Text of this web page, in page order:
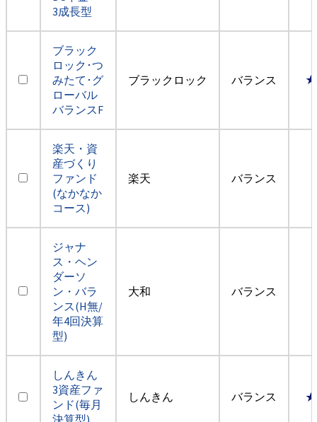
3成長型
ブラック
ロック･つ
みたて･グ
ローバル
バランスF
ブラックロック バランス
楽天・資
産づくり
ファンド
(なかなか
コース)
楽天 バランス
ジャナ
ス・ヘン
ダーソ
ン・バラ
ンス(H無/
年4回決算
型)
大和 バランス
しんきん
3資産ファ
ンド(毎月
決算型)
しんきん バランス